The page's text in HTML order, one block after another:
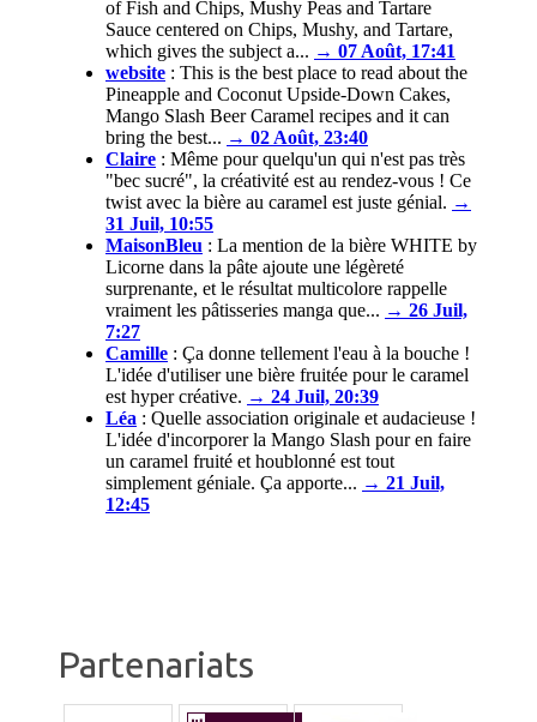
of Fish and Chips, Mushy Peas and Tartare
Sauce centered on Chips, Mushy, and Tartare,
which gives the subject a... → 07 Août, 17:41
website : This is the best place to read about the
Pineapple and Coconut Upside-Down Cakes,
Mango Slash Beer Caramel recipes and it can
bring the best... → 02 Août, 23:40
Claire : Même pour quelqu'un qui n'est pas très
"bec sucré", la créativité est au rendez-vous ! Ce
twist avec la bière au caramel est juste génial. →
31 Juil, 10:55
MaisonBleu : La mention de la bière WHITE by
Licorne dans la pâte ajoute une légèreté
surprenante, et le résultat multicolore rappelle
vraiment les pâtisseries manga que... → 26 Juil,
7:27
Camille : Ça donne tellement l'eau à la bouche !
L'idée d'utiliser une bière fruitée pour le caramel
est hyper créative. → 24 Juil, 20:39
Léa : Quelle association originale et audacieuse !
L'idée d'incorporer la Mango Slash pour en faire
un caramel fruité et houblonné est tout
simplement géniale. Ça apporte... → 21 Juil,
12:45
Partenariats